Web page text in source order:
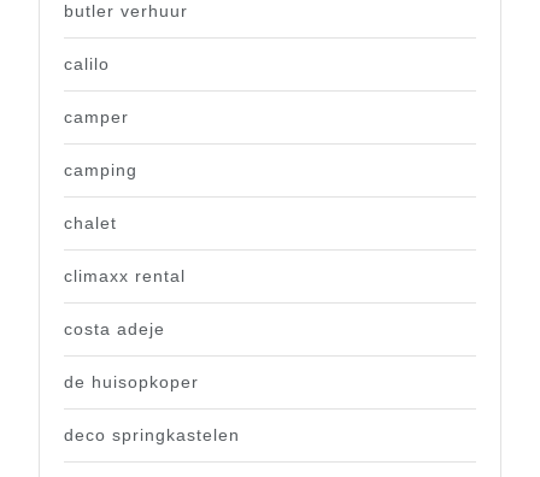
butler verhuur
calilo
camper
camping
chalet
climaxx rental
costa adeje
de huisopkoper
deco springkastelen